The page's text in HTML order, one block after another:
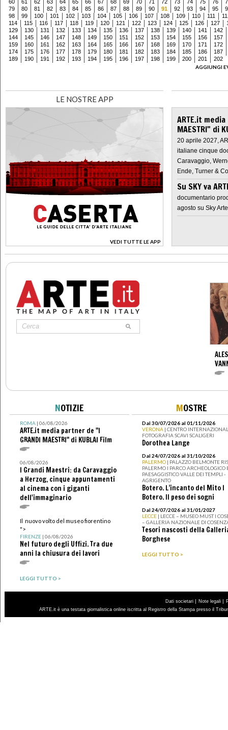
60 61 62 63 64 65 66 67 68 69 70 71 72 73 74 75 76
79
80 81 82 83 84 85 86 87 88 89 90 91 92 93 94 95
98
99 100 101 102 103 104 105 106 107 108 109 110 111
114
115 116 117 118 119 120 121 122 123 124 125 126 127
129
130 131 132 133 134 135 136 137 138 139 140 141
142
144
145 146 147 148 149 150 151 152 153 154 155 156
157
159
160 161 162 163 164 165 166 167 168 169 170 171
172
174
175 176 177 178 179 180 181 182 183 184 185 186
187
189
190 191 192 193 194 195 196 197 198 199 200 201
202
AGGIUNGI
LE NOSTRE APP
VEDI TUTTE LE APP
>
ARTE.it
MAESTRI" di
20 aprile 2027,
italiane cinque
Caravaggio,
Ende, Turner &
Su SKY va
documentario
agosto su Sky Arte
NOTIZIE
ROMA| 06/08/2026
ARTE.it media partner de "I
GRANDI MAESTRI" di KUBLAI Film
06/08/2026
I Grandi Maestri: da Caravaggio
a Herzog, cinque appuntamenti
al cinema con i giganti
dell'immaginario
Il nuovo volto del museo fiorentino
">
FIRENZE| 06/08/2026
Nel futuro degli Uffizi. Tra due
anni la chiusura dei lavori
LEGGI TUTTO >
MOSTRE
Dal 30/07/2026 al 01/11/2026
VERONA | CENTRO
FOTOGRAFIA SCAVI SCALIGERI
Dorothea Lange
Dal 24/07/2026 al 31/10/2026
PALERMO | PALAZZO BELMONTE
PALERMO I PARCO ARCHEOLOGICO
PAESAGGISTICO VALLE DEI TEMPLI -
AGRIGENTO
Botero. L’incanto del Mito I
Botero. Il peso dei sogni
Dal 24/07/2026 al 31/01/2027
LECCE | LECCE – MUSEO MUST I
– GALLERIA NAZIONALE DI
Tesori nascosti della
Borghese
LEGGI TUTTO >
Dati societari | Note legali |
ARTE.it è una testata giornalistica online iscritta al Registro della Stampa presso il